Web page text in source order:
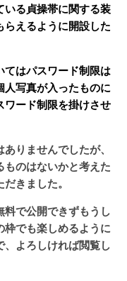
いる貞操帯に関する装
えるように開設した
てはパスワード制限は
写真が入ったものに
ワード制限を掛けさせ
りませんでしたが、
のはないかと考えた
きました。
で公開できずもうし
枠でも楽しめるように
、よろしければ閲覧し